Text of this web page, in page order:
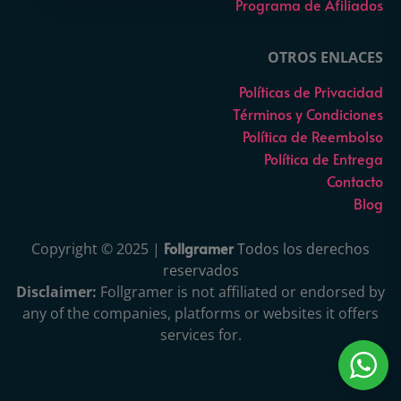
Programa de Afiliados
OTROS ENLACES
Políticas de Privacidad
Términos y Condiciones
Política de Reembolso
Política de Entrega
Contacto
Blog
Copyright © 2025 | FollgramerTodos los derechos
reservados
Disclaimer: Follgramer is not affiliated or endorsed by
any of the companies, platforms or websites it offers
services for.